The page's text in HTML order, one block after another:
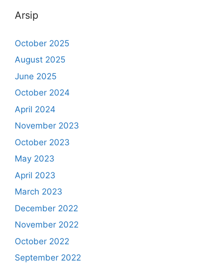
Arsip
October 2025
August 2025
June 2025
October 2024
April 2024
November 2023
October 2023
May 2023
April 2023
March 2023
December 2022
November 2022
October 2022
September 2022